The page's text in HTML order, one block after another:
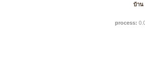
บ้าน
process: